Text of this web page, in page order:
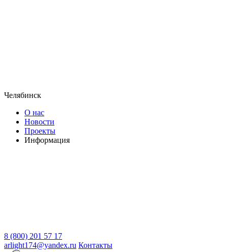
Челябинск
О нас
Новости
Проекты
Информация
8 (800) 201 57 17
arlight174@yandex.ru Контакты